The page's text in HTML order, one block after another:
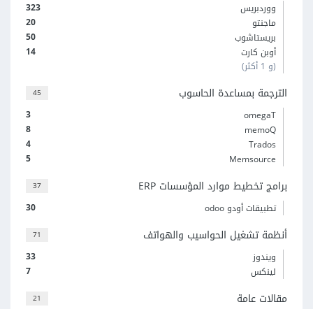
323
ووردبريس
20
ماجنتو
50
بريستاشوب
14
أوبن كارت
(و 1 أكثر)
45 الترجمة بمساعدة الحاسوب
3
omegaT
8
memoQ
4
Trados
5
Memsource
37 برامج تخطيط موارد المؤسسات ERP
30 تطبيقات أودو odoo
71 أنظمة تشغيل الحواسيب والهواتف
33
ويندوز
7
لينكس
21
مقالات عامة